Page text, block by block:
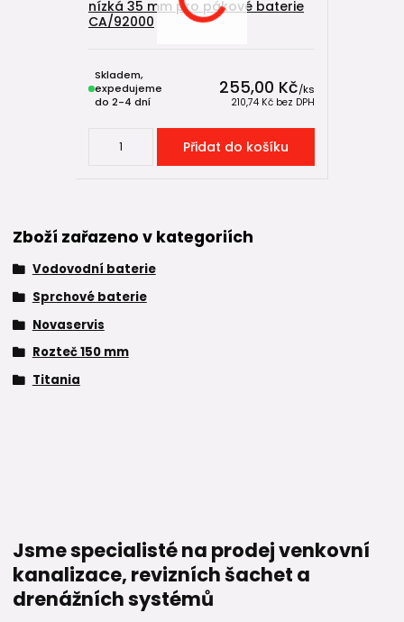
nízká 35 mm pro pákové baterie
CA/92000
255,00 Kč/ks
210,74 Kč bez DPH
Skladem,
expedujeme
do 2-4 dní
Přidat do košíku
Zboží zařazeno v kategoriích
Vodovodní baterie
Sprchové baterie
Novaservis
Rozteč 150 mm
Titania
Jsme specialisté na prodej venkovní
kanalizace, revizních šachet a
drenážních systémů